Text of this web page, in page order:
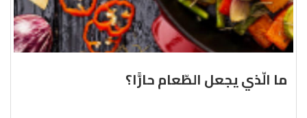
ما الّذي يجعل الطّعام حارًّا؟